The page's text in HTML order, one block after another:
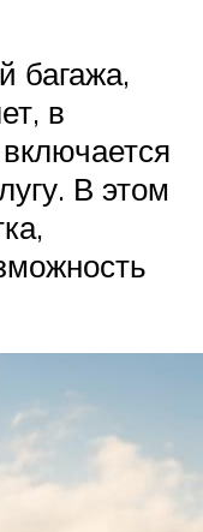
багажа,
в
В этом